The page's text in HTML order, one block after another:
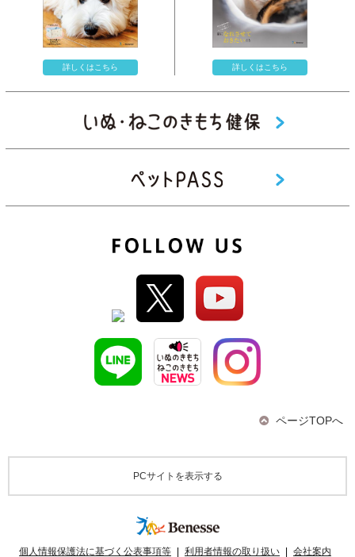
詳しくはこちら 詳しくはこちら
ページTOPへ
PCサイトを表示する
個人情報保護法に基づく公表事項等 利用者情報の取り扱い 会社案内